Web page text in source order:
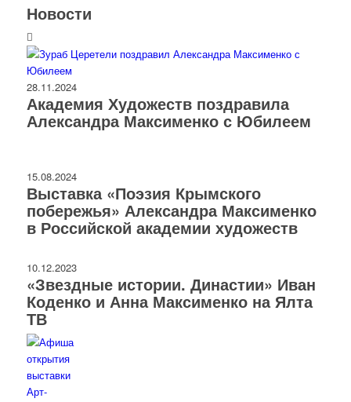
Новости
28.11.2024
Академия Художеств поздравила
Александра Максименко с Юбилеем
15.08.2024
Выставка «Поэзия Крымского
побережья» Александра Максименко
в Российской академии художеств
10.12.2023
«Звездные истории. Династии» Иван
Коденко и Анна Максименко на Ялта
ТВ